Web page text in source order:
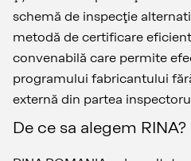
schemă de inspecţie
metodă de certificare
convenabilă care permite
programului fabricantului
externă din partea
De ce sa alegem RINA?